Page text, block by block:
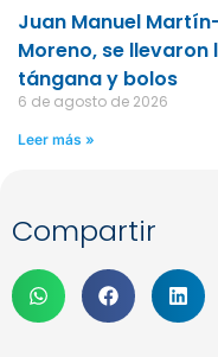
Juan Manuel
Moreno, se
tángana y bolos
6 de agosto de 2026
Leer más »
Compartir